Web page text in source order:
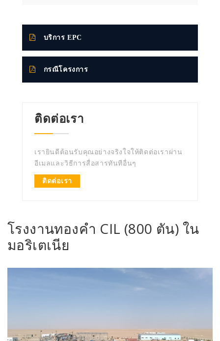
บริการ EPC
กรณีโครงการ
ติดต่อเรา
เรายินดีต้อนรับคุณอย่างจริงใจให้ติดต่อเราผ่าน
อีเมลและวิธีการสื่อสารทันทีอื่นๆ
ติดต่อเรา
โรงงานทองคำ CIL (800 ตัน) ใน
มอริเตเนีย